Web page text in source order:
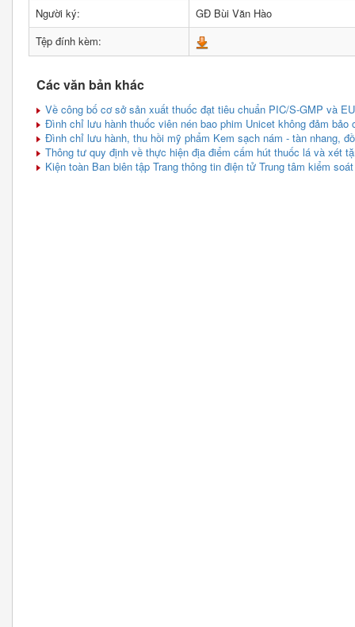
Người ký:
GĐ Bùi Văn Hào
Tệp đính kèm:
Các văn bản khác
Về công bố cơ sở sản xuất thuốc đạt tiêu chuẩn PIC/S-GMP và
Đình chỉ lưu hành thuốc viên nén bao phim Unicet không đảm bảo
Đình chỉ lưu hành, thu hồi mỹ phẩm Kem sạch nám - tàn nhang,
Thông tư quy định về thực hiện địa điểm cấm hút thuốc lá và xét
Kiện toàn Ban biên tập Trang thông tin điện tử Trung tâm kiểm